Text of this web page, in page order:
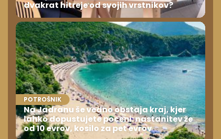
dvakrat hitreje od svojih vrstnikov?
POTROŠNIK
Na Jadranu še vedno obstaja kraj, kjer
lahko dopustujete poceni: nastanitev že
od 10 evrov, kosilo za pet evrov